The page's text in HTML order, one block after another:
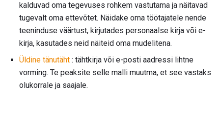
kalduvad oma tegevuses rohkem vastutama ja näitavad
tugevalt oma ettevõtet. Näidake oma töötajatele nende
teeninduse väärtust, kirjutades personaalse kirja või e-
kirja, kasutades neid näiteid oma mudelitena.
Üldine tänutäht : tähtkirja või e-posti aadressi lihtne
vorming. Te peaksite selle malli muutma, et see vastaks
olukorrale ja saajale.